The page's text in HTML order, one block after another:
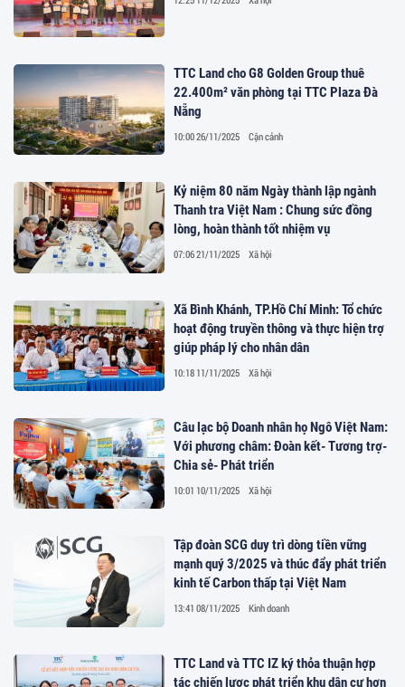
TTC Land cho G8 Golden Group thuê
22.400m² văn phòng tại TTC Plaza Đà
Nẵng
10:00 26/11/2025 Cận cảnh
Kỷ niệm 80 năm Ngày thành lập ngành
Thanh tra Việt Nam : Chung sức đồng
lòng, hoàn thành tốt nhiệm vụ
07:06 21/11/2025 Xã hội
Xã Bình Khánh, TP.Hồ Chí Minh: Tổ chức
hoạt động truyền thông và thực hiện trợ
giúp pháp lý cho nhân dân
10:18 11/11/2025 Xã hội
Câu lạc bộ Doanh nhân họ Ngô Việt Nam:
Với phương châm: Đoàn kết- Tương trợ-
Chia sẻ- Phát triển
10:01 10/11/2025 Xã hội
Tập đoàn SCG duy trì dòng tiền vững
mạnh quý 3/2025 và thúc đẩy phát triển
kinh tế Carbon thấp tại Việt Nam
13:41 08/11/2025 Kinh doanh
TTC Land và TTC IZ ký thỏa thuận hợp
tác chiến lược phát triển khu dân cư hơn